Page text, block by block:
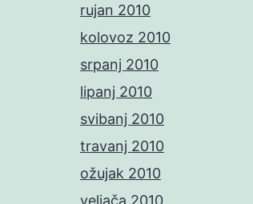
rujan 2010
kolovoz 2010
srpanj 2010
lipanj 2010
svibanj 2010
travanj 2010
ožujak 2010
veljača 2010